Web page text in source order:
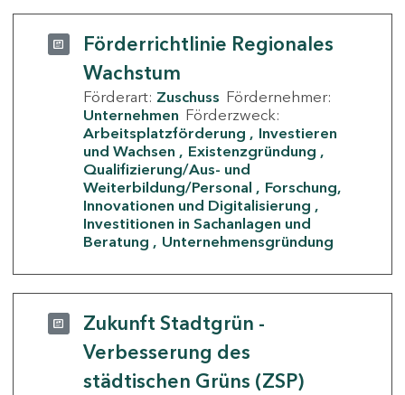
Förderrichtlinie Regionales
Wachstum
Förderart: Zuschuss Fördernehmer:
Unternehmen Förderzweck:
Arbeitsplatzförderung
Investieren
und Wachsen
Existenzgründung
Qualifizierung/Aus- und
Weiterbildung/Personal
Forschung,
Innovationen und Digitalisierung
Investitionen in Sachanlagen und
Beratung
Unternehmensgründung
Zukunft Stadtgrün -
Verbesserung des
städtischen Grüns (ZSP)